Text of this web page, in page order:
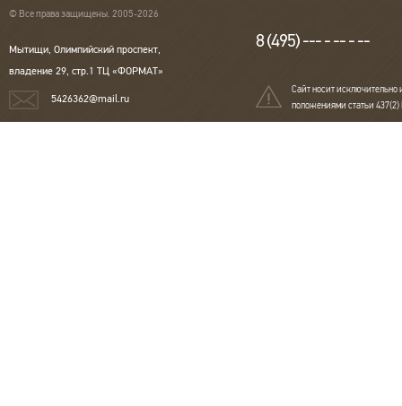
© Все права защищены. 2005-2026
Мытищи, Олимпийский проспект,
владение 29, стр.1 ТЦ «ФОРМАТ»
5426362@mail.ru
8 (495) --- - -- - --
Сайт носит исключительно
положениями статьи